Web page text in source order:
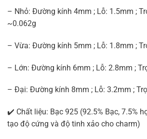
– Nhỏ: Đường kính 4mm ; Lỗ: 1.5mm ;
~0.062g
– Vừa: Đường kính 5mm ; Lỗ: 1.8mm ;
– Lớn: Đường kính 6mm ; Lỗ: 2.8mm ;
– Đại: Đường kính 8mm ; Lỗ: 3.2mm ;
✔️ Chất liệu: Bạc 925 (92.5% Bạc, 7.5%
tạo độ cứng và độ tinh xảo cho charm)